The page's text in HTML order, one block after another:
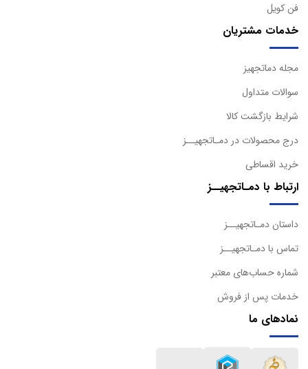
فن کویل
خدمات مشتریان
مجله دماتجهیز
سوالات متداول
شرایط بازگشت کالا
درج محصولات در دمـاتجهیــز
خرید اقساطی
ارتباط با دمـاتجهیــز
داستان دمـاتجهیــز
تماس با دمـاتجهیــز
شماره حساب‌های معتبر
خدمات پس از فروش
نمادهای ما